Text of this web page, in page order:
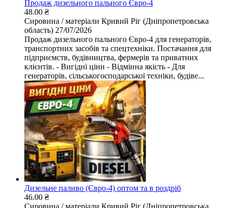
Продаж дизельного пального Євро-4
48.00 ₴
Сировина / матеріали Кривий Ріг (Дніпропетровська
область) 27/07/2026
Продаж дизельного пального Євро-4 для генераторів,
транспортних засобів та спецтехніки. Постачання для
підприємств, будівництва, фермерів та приватних
клієнтів. - Вигідні ціни - Відмінна якість - Для
генераторів, сільськогосподарської техніки, будіве...
Дизельне паливо (Євро-4) оптом та в роздріб
46.00 ₴
Сировина / матеріали Кривий Ріг (Дніпропетровська